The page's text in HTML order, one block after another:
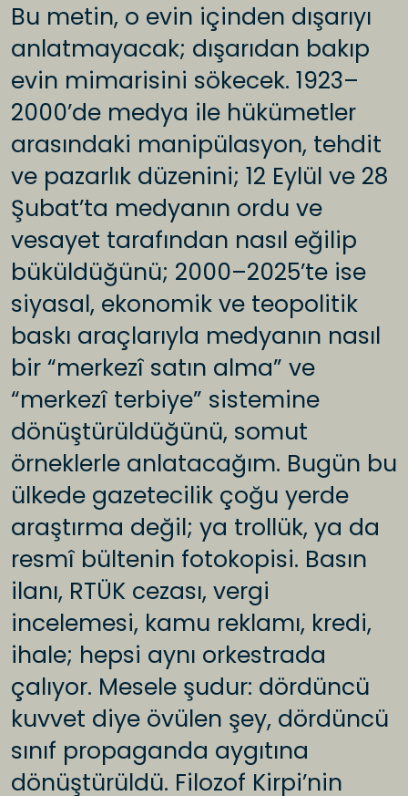
Bu metin, o evin içinden dışarıyı
anlatmayacak; dışarıdan bakıp
evin mimarisini sökecek. 1923–
2000’de medya ile hükümetler
arasındaki manipülasyon, tehdit
ve pazarlık düzenini; 12 Eylül ve 28
Şubat’ta medyanın ordu ve
vesayet tarafından nasıl eğilip
büküldüğünü; 2000–2025’te ise
siyasal, ekonomik ve teopolitik
baskı araçlarıyla medyanın nasıl
bir “merkezî satın alma” ve
“merkezî terbiye” sistemine
dönüştürüldüğünü, somut
örneklerle anlatacağım. Bugün bu
ülkede gazetecilik çoğu yerde
araştırma değil; ya trollük, ya da
resmî bültenin fotokopisi. Basın
ilanı, RTÜK cezası, vergi
incelemesi, kamu reklamı, kredi,
ihale; hepsi aynı orkestrada
çalıyor. Mesele şudur: dördüncü
kuvvet diye övülen şey, dördüncü
sınıf propaganda aygıtına
dönüştürüldü. Filozof Kirpi’nin